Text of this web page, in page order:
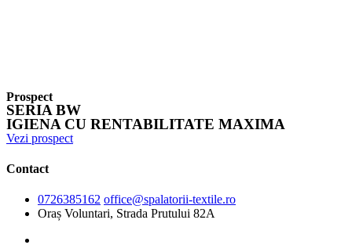
Prospect
SERIA BW
IGIENA CU RENTABILITATE MAXIMA
Vezi prospect
Contact
0726385162 office@spalatorii-textile.ro
Oraș Voluntari, Strada Prutului 82A